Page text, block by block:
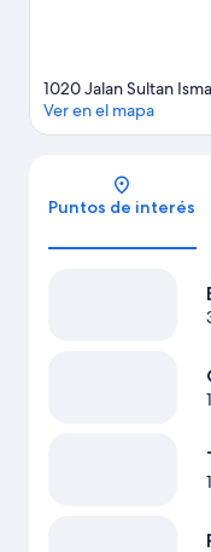
1020 Jalan Sultan
Ver en el mapa
Puntos de interés